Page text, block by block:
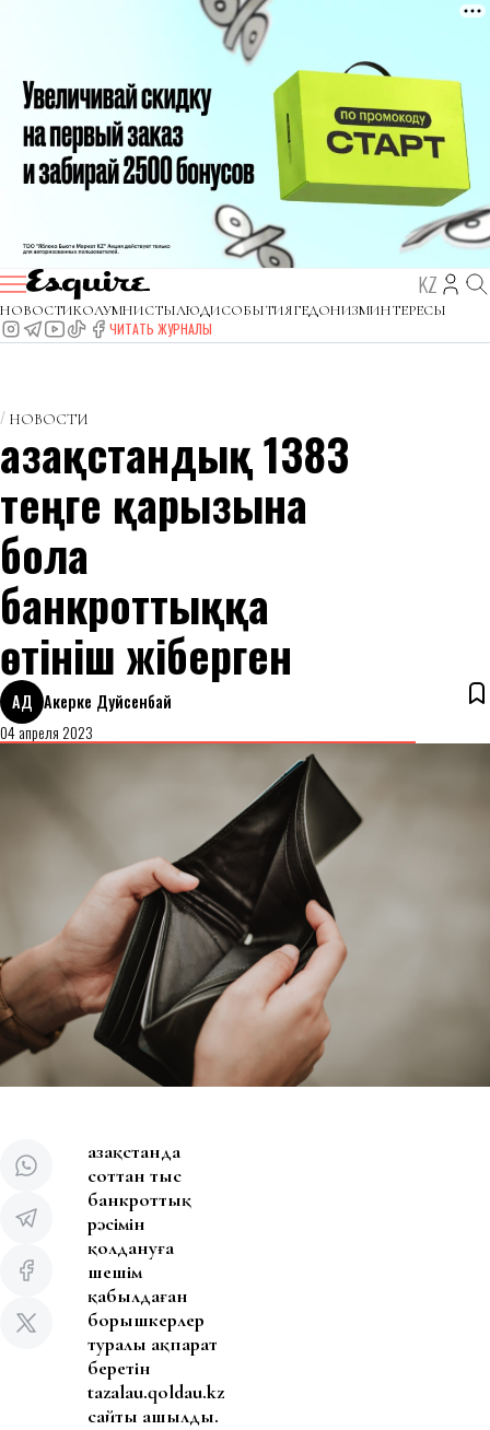
KZ
НОВОСТИКОЛУМНИСТЫЛЮДИСОБЫТИЯГЕДОНИЗМИНТЕРЕСЫ
ЧИТАТЬ ЖУРНАЛЫ
НОВОСТИ
Қазақстандық 1383
теңге қарызына
бола
банкроттыққа
өтініш жіберген
АД Акерке Дуйсенбай
04 апреля 2023
Қазақстанда
соттан тыс
банкроттық
рәсімін
қолдануға
шешім
қабылдаған
борышкерлер
туралы ақпарат
беретін
tazalau.qoldau.kz
сайты ашылды.